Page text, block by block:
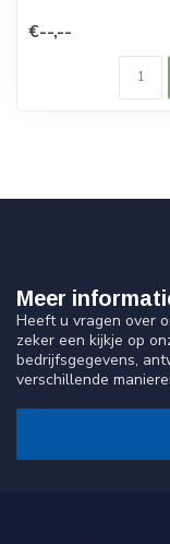
€--,--
Meer
Heeft u vragen over
zeker een kijkje op
bedrijfsgegevens,
verschillende